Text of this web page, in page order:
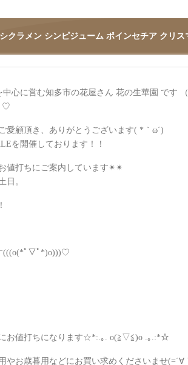
クラメン シンピジューム ポインセチア クリス
中心に営む知多市の花屋さん 花の生華園 です
愛顧頂き、ありがとうございます( *｀ω´)
を開催しております！！
値打ちにご案内しています✴︎✴︎
日。
(((o(*ﾟ▽ﾟ*)o)))♡
お値打ちになります☆*:.｡. o(≧▽≦)o .｡.:*☆
やお歳暮用などにお買い求めくださいませ(=´∀